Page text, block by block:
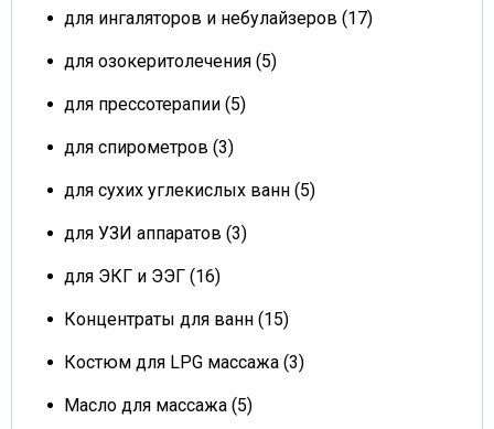
для ингаляторов и небулайзеров (17)
для озокеритолечения (5)
для прессотерапии (5)
для спирометров (3)
для сухих углекислых ванн (5)
для УЗИ аппаратов (3)
для ЭКГ и ЭЭГ (16)
Концентраты для ванн (15)
Костюм для LPG массажа (3)
Масло для массажа (5)